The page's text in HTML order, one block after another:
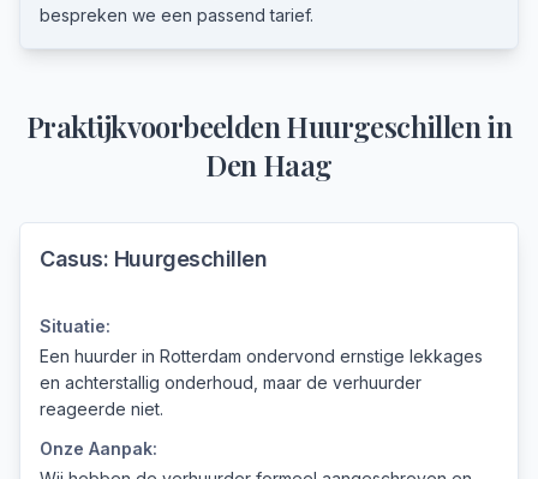
bespreken we een passend tarief.
PraktijkvoorbeeldenHuurgeschillenin
Den Haag
Casus: Huurgeschillen
Situatie:
Een huurder in Rotterdam ondervond ernstige lekkages
en achterstallig onderhoud, maar de verhuurder
reageerde niet.
Onze Aanpak: